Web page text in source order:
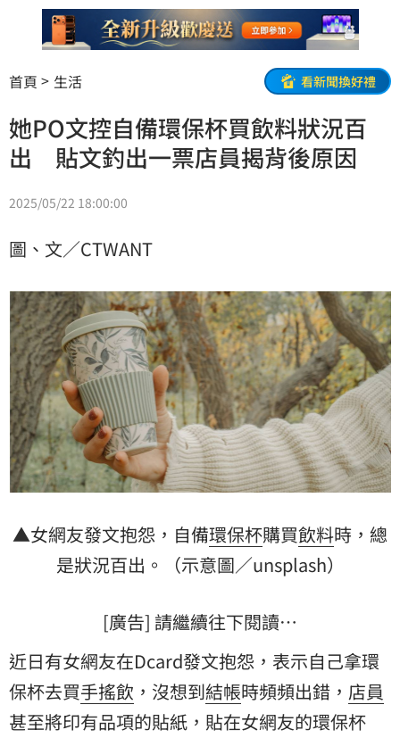
首頁 生活 看新聞換好禮
她PO文控自備環保杯買飲料狀況百
出 貼文釣出一票店員揭背後原因
2025/05/22 18:00:00
圖、文／CTWANT
▲女網友發文抱怨，自備環保杯購買飲料時，總
是狀況百出。（示意圖／unsplash）
[廣告] 請繼續往下閱讀…
近日有女網友在Dcard發文抱怨，表示自己拿環
保杯去買手搖飲 ，沒想到結帳時頻頻出錯， 店員
甚至將印有品項的貼紙，貼在女網友的環保杯